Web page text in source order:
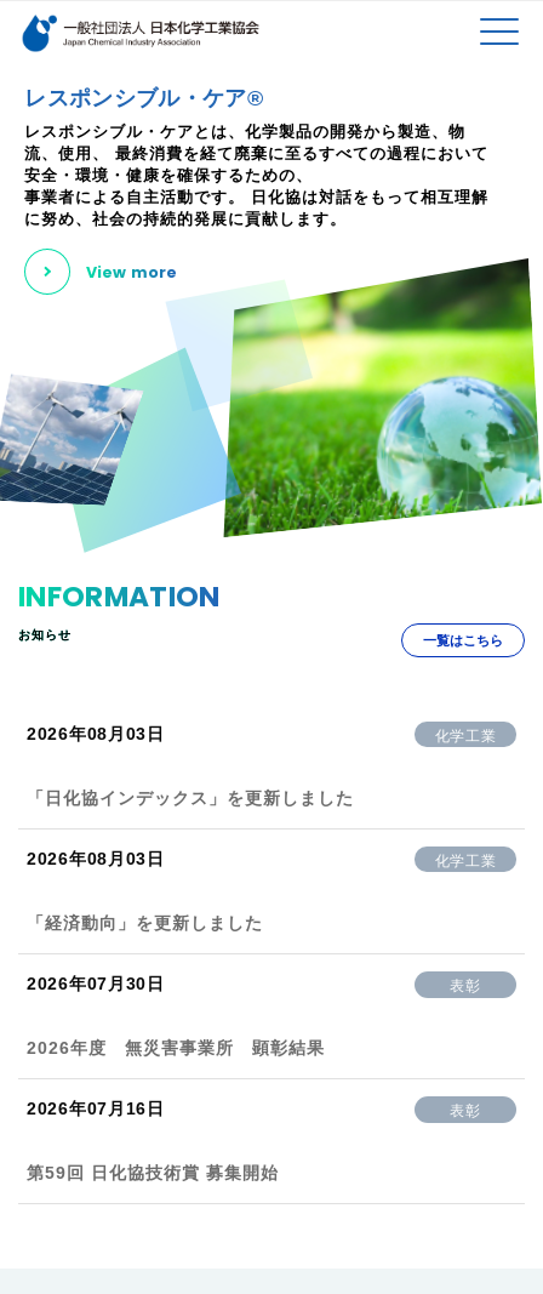
検索キーワード
レスポンシブル・ケア®
レスポンシブル・ケアとは、化学製品の開発から製造、物
流、使用、
最終消費を経て廃棄に至るすべての過程において
安全・環境・健康を確保するための、
事業者による自主活動です。
日化協は対話をもって相互理解
に努め、社会の持続的発展に貢献します。
View more
INFORMATION
お知らせ 一覧はこちら
2026年08月03日 化学工業
「日化協インデックス」を更新しました
2026年08月03日 化学工業
「経済動向」を更新しました
2026年07月30日 表彰
2026年度 無災害事業所 顕彰結果
2026年07月16日 表彰
第59回 日化協技術賞 募集開始